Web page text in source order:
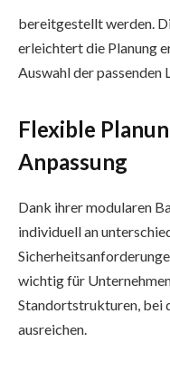
bereitgestellt werden.
erleichtert die Planung
Auswahl der passenden
Flexible
Anpassung
Dank ihrer modularen
individuell an
wichtig für
Standortstrukturen, bei
ausreichen.